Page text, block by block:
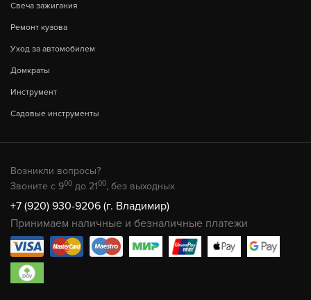
Свеча зажигания
Ремонт кузова
Уход за автомобилем
Домкраты
Инструмент
Садовые инструменты
Возникли вопросы?
Звоните с 900 до 2100, без выходных
+7 (920) 930-9206 (г. Владимир)
Принимаем наличные и безналичные платежи